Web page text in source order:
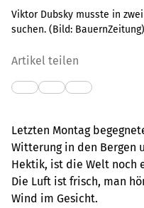
Viktor Dubsky musste in
suchen. (Bild: BauernZeitung)
Artikel teilen
Letzten Montag
Witterung in den Bergen
Hektik, ist die Welt noch
Die Luft ist frisch, man
Wind im Gesicht.